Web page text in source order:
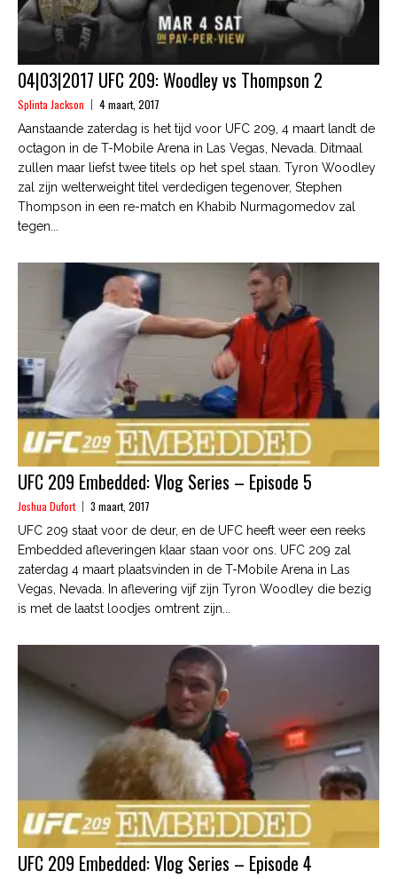
04|03|2017 UFC 209: Woodley vs Thompson 2
Splinta Jackson 4 maart, 2017
Aanstaande zaterdag is het tijd voor UFC 209, 4 maart landt de
octagon in de T-Mobile Arena in Las Vegas, Nevada. Ditmaal
zullen maar liefst twee titels op het spel staan. Tyron Woodley
zal zijn welterweight titel verdedigen tegenover, Stephen
Thompson in een re-match en Khabib Nurmagomedov zal
tegen...
UFC 209 Embedded: Vlog Series – Episode 5
Joshua Dufort 3 maart, 2017
UFC 209 staat voor de deur, en de UFC heeft weer een reeks
Embedded afleveringen klaar staan voor ons. UFC 209 zal
zaterdag 4 maart plaatsvinden in de T-Mobile Arena in Las
Vegas, Nevada. In aflevering vijf zijn Tyron Woodley die bezig
is met de laatst loodjes omtrent zijn...
UFC 209 Embedded: Vlog Series – Episode 4